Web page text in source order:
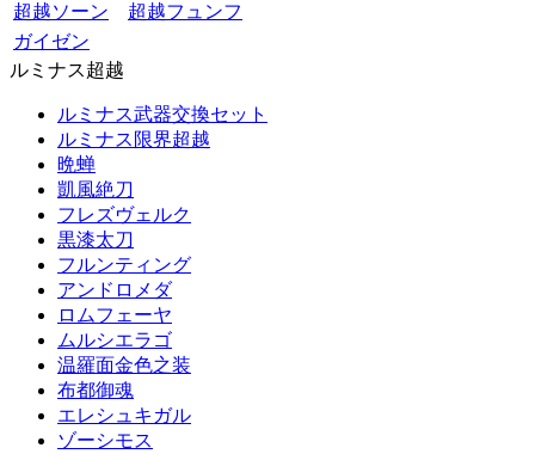
超越ソーン
超越フュンフ
ガイゼン
ルミナス超越
ルミナス武器交換セット
ルミナス限界超越
晩蝉
凱風絶刀
フレズヴェルク
黒漆太刀
フルンティング
アンドロメダ
ロムフェーヤ
ムルシエラゴ
温羅面金色之装
布都御魂
エレシュキガル
ゾーシモス